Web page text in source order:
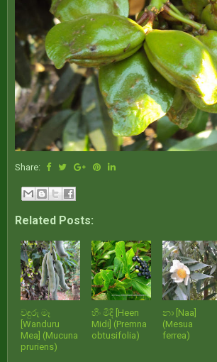
Share:
Related Posts:
වඳුරු මෑ
[Wanduru
Mea] (Mucuna
pruriens)
හීං මිදි [Heen
Midi] (Premna
obtusifolia)
නා [Naa]
(Mesua
ferrea)